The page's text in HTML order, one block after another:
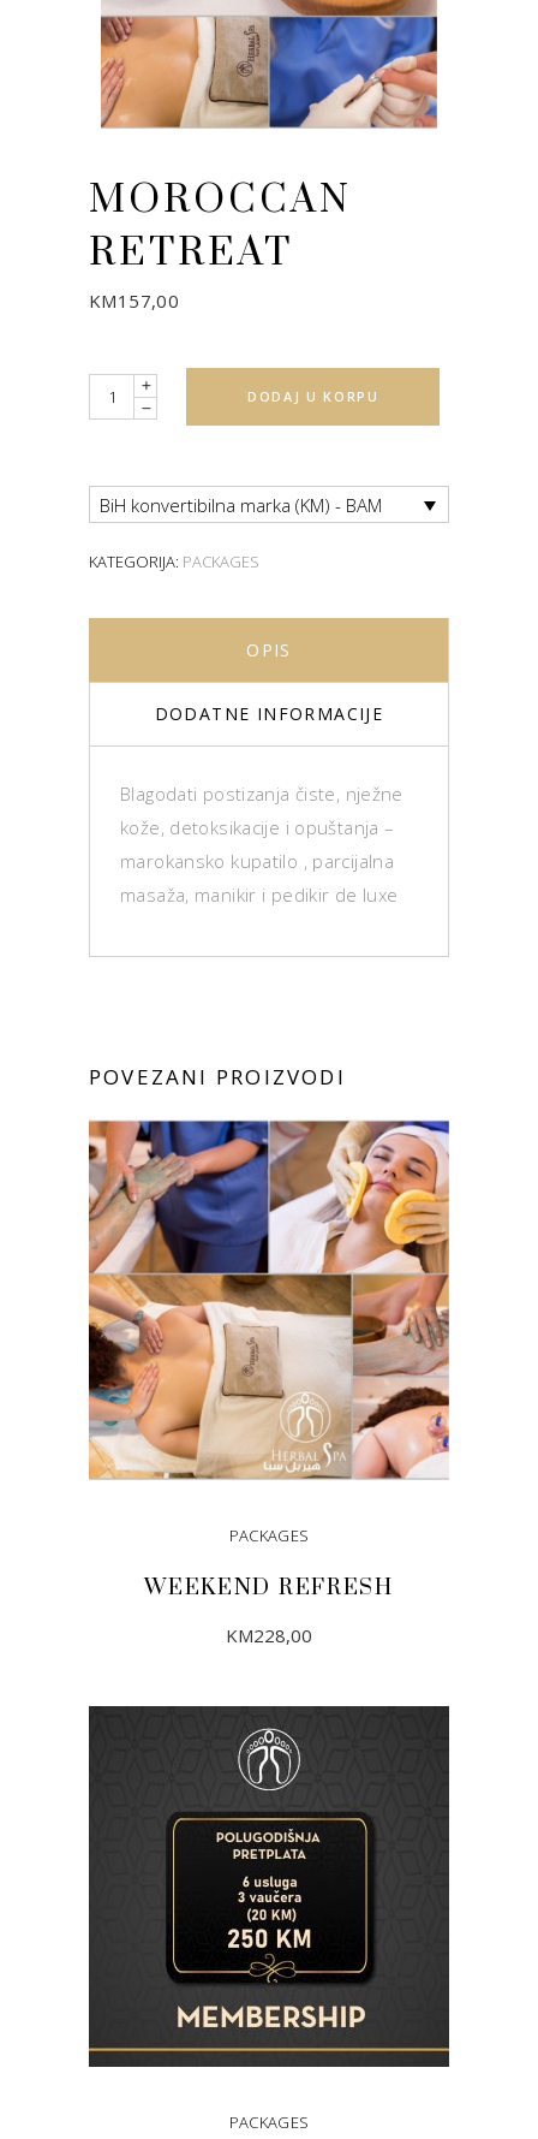
MOROCCAN
RETREAT
KM157,00
Quantity DODAJ U KORPU
BiH konvertibilna marka (KM) - BAM
KATEGORIJA: PACKAGES
OPIS
DODATNE INFORMACIJE
Blagodati postizanja čiste, nježne
kože, detoksikacije i opuštanja –
marokansko kupatilo , parcijalna
masaža, manikir i pedikir de luxe
POVEZANI PROIZVODI
PACKAGES
WEEKEND REFRESH
KM228,00
DODAJ U KORPU
PACKAGES